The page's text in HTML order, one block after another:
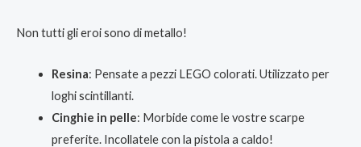
Non tutti gli eroi sono di metallo!
Resina: Pensate a pezzi LEGO colorati. Utilizzato per
loghi scintillanti.
Cinghie in pelle: Morbide come le vostre scarpe
preferite. Incollatele con la pistola a caldo!